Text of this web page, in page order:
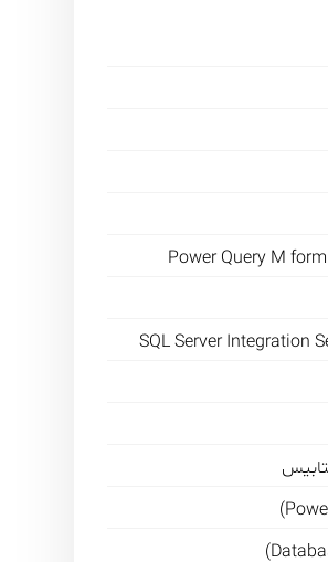
Power Query M
SQL Server Integration